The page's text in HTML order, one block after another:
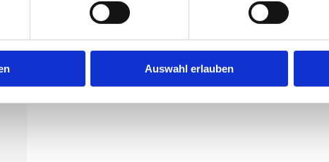
Auswahl erlauben